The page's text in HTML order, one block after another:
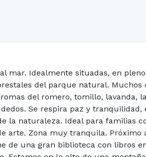
al mar. Idealmente situadas, en
del parque natural.
del romero, tomillo, lavanda,
Se respira paz y
la naturaleza. Ideal para familias
arte. Zona muy tranquila. Próximo
una gran biblioteca con libros